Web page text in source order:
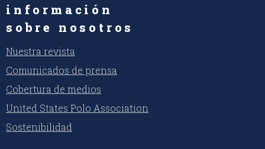
información
sobre nosotros
Nuestra revista
Comunicados de prensa
Cobertura de medios
United States Polo Association
Sostenibilidad